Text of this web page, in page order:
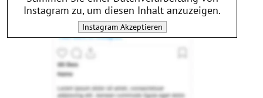
Instagram zu, um diesen Inhalt anzuzeigen.
InstagramAkzeptieren